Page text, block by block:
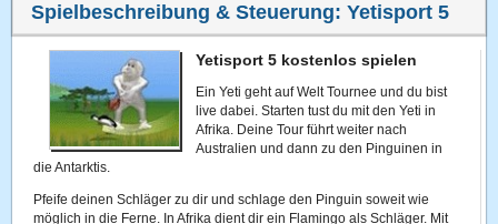
Spielbeschreibung & Steuerung:Yetisport 5
Yetisport 5 kostenlos spielen
Ein Yeti geht auf Welt Tournee und du bist
live dabei. Starten tust du mit den Yeti in
Afrika. Deine Tour führt weiter nach
Australien und dann zu den Pinguinen in
die Antarktis.
Pfeife deinen Schläger zu dir und schlage den Pinguin soweit wie
möglich in die Ferne. In Afrika dient dir ein Flamingo als Schläger. Mit